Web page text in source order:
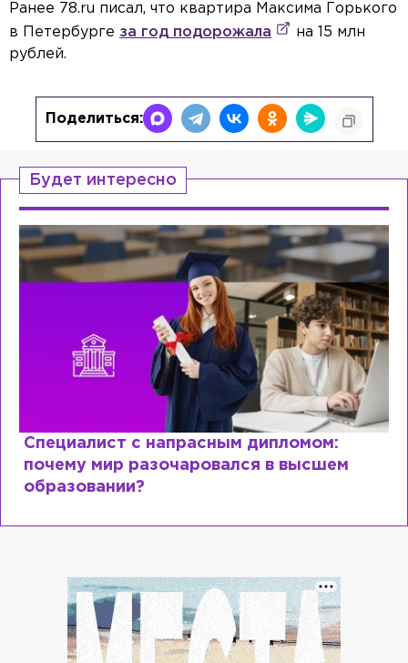
Ранее 78.ru писал, что квартира Максима Горького
в Петербурге за год подорожала
на 15 млн
рублей.
Поделиться:
Будет интересно
Специалист с напрасным дипломом:
почему мир разочаровался в высшем
образовании?